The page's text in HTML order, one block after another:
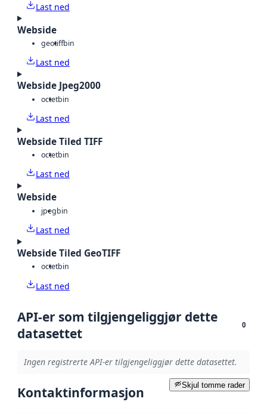
Last ned
Webside
geotiffbin
Last ned
Webside Jpeg2000
octetbin
Last ned
Webside Tiled TIFF
octetbin
Last ned
Webside
jpegbin
Last ned
Webside Tiled GeoTIFF
octetbin
Last ned
API-er som tilgjengeliggjør dette
datasettet
0
Ingen registrerte API-er tilgjengeliggjør dette datasettet.
Skjul tomme rader
Kontaktinformasjon